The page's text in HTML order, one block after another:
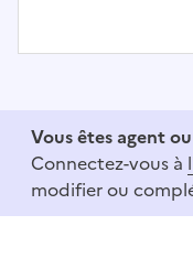
f
Vous êtes agent
Connectez-vous à
modifier ou